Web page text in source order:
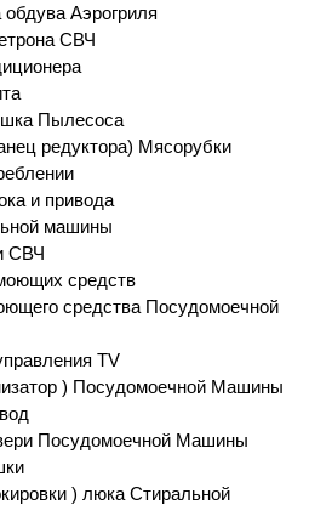
обдува Аэрогриля
СВЧ
Пылесоса
редуктора) Мясорубки
и привода
машины
СВЧ
средств
средства Посудомоечной
TV
) Посудомоечной Машины
Посудомоечной Машины
) люка Стиральной